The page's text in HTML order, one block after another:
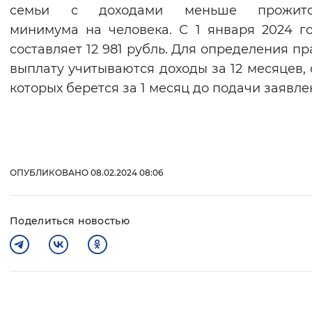
семьи с доходами меньше
минимума на человека. С 1 января 2024
составляет 12 981 рубль. Для определения
выплату учитываются доходы за 12 месяцев,
которых берется за 1 месяц до подачи
ОПУБЛИКОВАНО 08.02.2024 08:06
Поделиться новостью